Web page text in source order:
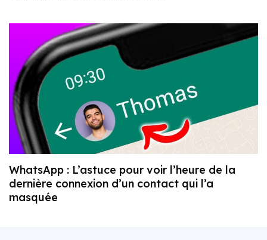
WhatsApp : L’astuce pour voir l’heure de la
dernière connexion d’un contact qui l’a
masquée